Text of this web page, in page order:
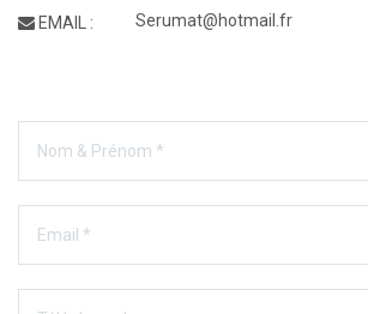
EMAIL :
Serumat@hotmail.fr